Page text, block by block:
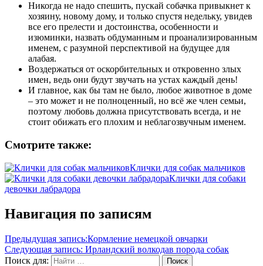
Никогда не надо спешить, пускай собачка привыкнет к
хозяину, новому дому, и только спустя недельку, увидев
все его прелести и достоинства, особенности и
изюминки, назвать обдуманным и проанализированным
именем, с разумной перспективой на будущее для
алабая.
Воздержаться от оскорбительных и откровенно злых
имен, ведь они будут звучать на устах каждый день!
И главное, как бы там не было, любое животное в доме
– это может и не полноценный, но всё же член семьи,
поэтому любовь должна присутствовать всегда, и не
стоит обижать его плохим и неблагозвучным именем.
Смотрите также:
Клички для собак мальчиков
Клички для собаки
девочки лабрадора
Навигация по записям
Предыдущая запись:Кормление немецкой овчарки
Следующая запись: Ирландский волкодав порода собак
Поиск для:
Поиск